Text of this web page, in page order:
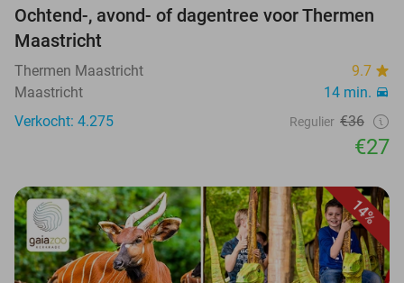
Ochtend-, avond- of dagentree voor Thermen
Maastricht
Thermen Maastricht
9.7
Maastricht
14 min.
Verkocht: 4.275
Regulier €36
€27
14%